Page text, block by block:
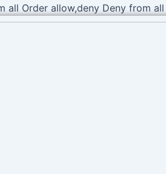
all Order allow,deny Deny from all